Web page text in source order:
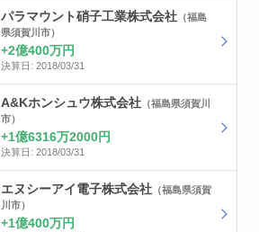
パラマウント硝子工業株式会社 （福島
県須賀川市）
2億400万円
決算日: 2018/03/31
A&Kホンシュウ株式会社 （福島県須賀川
市）
1億6316万2000円
決算日: 2018/03/31
エヌシーアイ電子株式会社 （福島県須賀
川市）
1億400万円